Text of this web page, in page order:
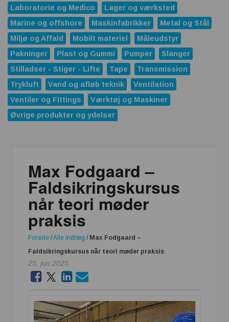
Laboratorie og Medico
Lager og værksted
Marine og offshore
Maskinfabrikker
Metal og Stål
Miljø og Affald
Mobilt materiel
Måleudstyr
Pakninger
Plast og Gummi Pumper
Slanger
Stilladser - Stiger - Lifte
Tape
Transmission
Trykluft
Vand og afløb teknik
Ventilation
Ventiler og Fittings
Værktøj og Maskiner
Øvrige produkter og ydelser
Max Fodgaard –
Faldsikringskursus
når teori møder
praksis
Forside /Alle indlæg / Max Fodgaard –
Faldsikringskursus når teori møder praksis
25. jun 2025